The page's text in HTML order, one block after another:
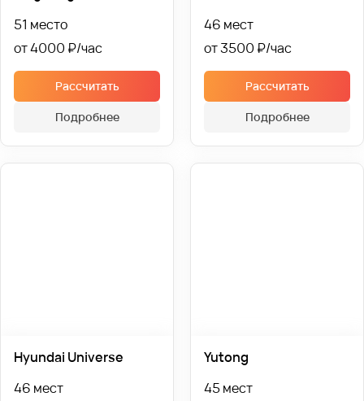
51 место
от 4000 ₽
Рассчитать
Подробнее
46 мест
от 3500 ₽
Рассчитать
Подробнее
Hyundai Universe
46 мест
Yutong
45 мест